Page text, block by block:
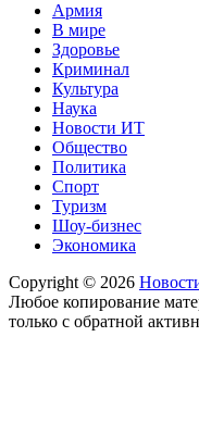
Армия
В мире
Здоровье
Криминал
Культура
Наука
Новости ИТ
Общество
Политика
Спорт
Туризм
Шоу-бизнес
Экономика
Copyright © 2026
Любое копирование
только с обратной